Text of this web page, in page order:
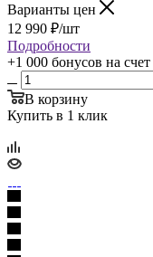
Варианты цен
12 990 ₽/шт
Подробности
+1 000 бонусов на счет
В корзину
Купить в 1 клик